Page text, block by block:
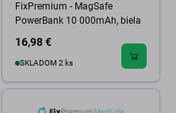
FixPremium - MagSafe
PowerBank 10 000mAh, biela
16,98 €
SKLADOM 2 ks